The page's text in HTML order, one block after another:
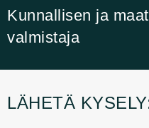
Kunnallisen ja
valmistaja
LÄHETÄ